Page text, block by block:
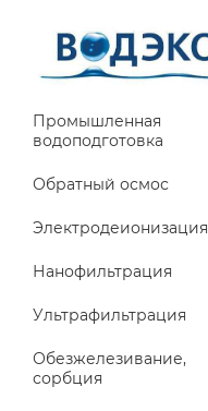
Промышленная
водоподготовка
Обратный осмос
Электродеионизация
Нанофильтрация
Ультрафильтрация
Обезжелезивание,
сорбция